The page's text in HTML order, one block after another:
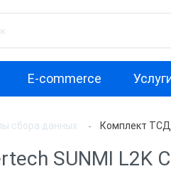
E-commerce
Производитель
АТОЛ
сбора данных Комплект ТСД
SUNMI L2K